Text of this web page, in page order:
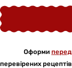
Оформи
перевірених